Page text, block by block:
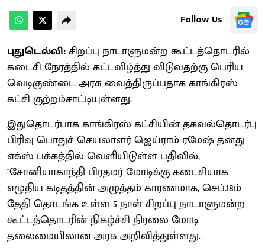
Follow Us
புதுடெல்லி:சிறப்பு நாடாளுமன்ற கூட்டத்தொடரில்
கடைசி நேரத்தில் கட்டவிழ்த்து விடுவதற்கு பெரிய
வெடிகுண்டை அரசு வைத்திருப்பதாக காங்கிரஸ்
கட்சி குற்றம்சாட்டியுள்ளது.
இதுதொடர்பாக காங்கிரஸ் கட்சியின் தகவல்தொடர்பு
பிரிவு பொதுச் செயலாளர் ஜெய்ராம் ரமேஷ் தனது
எக்ஸ் பக்கத்தில் வெளியிடுள்ள பதிவில்,
"சோனியாகாந்தி பிரதமர் மோடிக்கு கடைசியாக
எழுதிய கடிதத்தின் அழுத்தம் காரணமாக, செப்.18ம்
தேதி தொடங்க உள்ள 5 நாள் சிறப்பு நாடாளுமன்ற
கூட்டத்தொடரின் நிகழ்ச்சி நிரலை மோடி
தலைமையிலான அரசு அறிவித்துள்ளது.